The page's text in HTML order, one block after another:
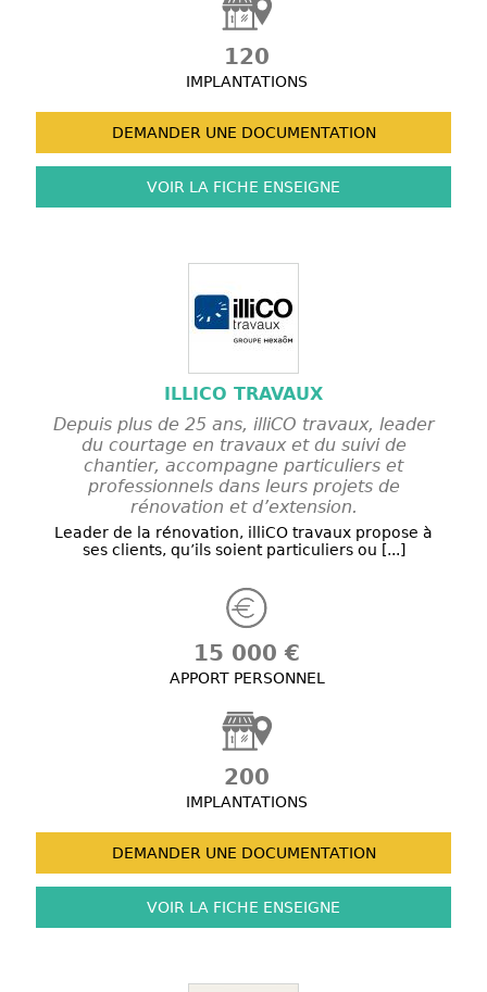
120
IMPLANTATIONS
DEMANDER UNE DOCUMENTATION
VOIR LA FICHE ENSEIGNE
ILLICO TRAVAUX
Depuis plus de 25 ans, illiCO travaux, leader
du courtage en travaux et du suivi de
chantier, accompagne particuliers et
professionnels dans leurs projets de
rénovation et d’extension.
Leader de la rénovation, illiCO travaux propose à
ses clients, qu’ils soient particuliers ou [...]
15 000 €
APPORT PERSONNEL
200
IMPLANTATIONS
DEMANDER UNE DOCUMENTATION
VOIR LA FICHE ENSEIGNE